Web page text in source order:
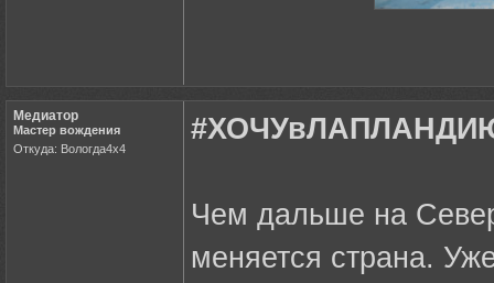
Медиатор
Мастер вождения
Откуда: Вологда4х4
Чем дальше на
меняется страна.